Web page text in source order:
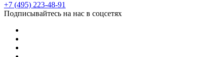
+7 (495) 223-48-91
Подписывайтесь на нас в соцсетях